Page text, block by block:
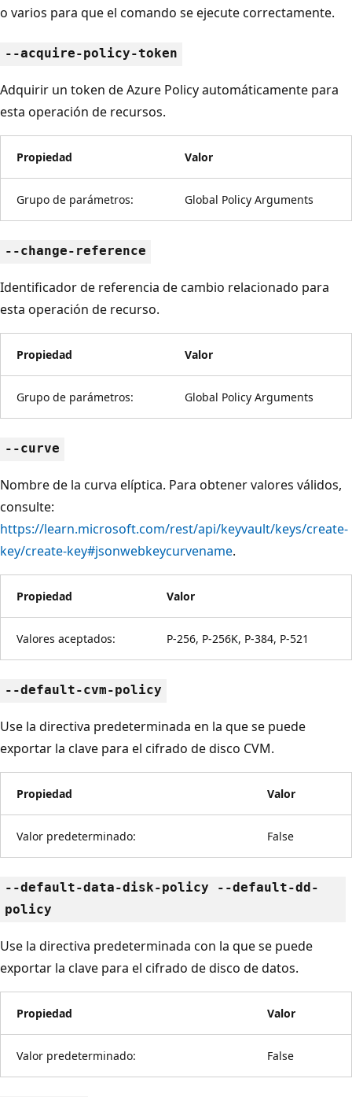
o varios para que el comando se ejecute correctamente.
--acquire-policy-token
Adquirir un token de Azure Policy automáticamente para
esta operación de recursos.
Propiedad Valor
Grupo de parámetros: Global Policy Arguments
--change-reference
Identificador de referencia de cambio relacionado para
esta operación de recurso.
Propiedad Valor
Grupo de parámetros: Global Policy Arguments
--curve
Nombre de la curva elíptica. Para obtener valores válidos,
consulte:
https://learn.microsoft.com/rest/api/keyvault/keys/create-
key/create-key#jsonwebkeycurvename.
Propiedad Valor
Valores aceptados: P-256, P-256K, P-384, P-521
--default-cvm-policy
Use la directiva predeterminada en la que se puede
exportar la clave para el cifrado de disco CVM.
Propiedad Valor
Valor predeterminado: False
--default-data-disk-policy --default-dd-
policy
Use la directiva predeterminada con la que se puede
exportar la clave para el cifrado de disco de datos.
Propiedad Valor
Valor predeterminado: False